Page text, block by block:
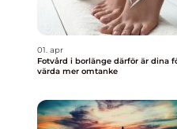
01. apr
Fotvård i borlänge därför är dina fötter
värda mer omtanke